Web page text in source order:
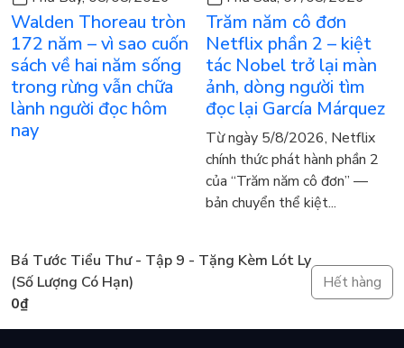
Walden Thoreau tròn
172 năm – vì sao cuốn
sách về hai năm sống
trong rừng vẫn chữa
lành người đọc hôm
nay
Trăm năm cô đơn
Netflix phần 2 – kiệt
tác Nobel trở lại màn
ảnh, dòng người tìm
đọc lại García Márquez
Từ ngày 5/8/2026, Netflix
chính thức phát hành phần 2
của “Trăm năm cô đơn” —
bản chuyển thể kiệt...
Bá Tước Tiểu Thư - Tập 9 - Tặng Kèm Lót Ly
(Số Lượng Có Hạn)
0₫
Hết hàng